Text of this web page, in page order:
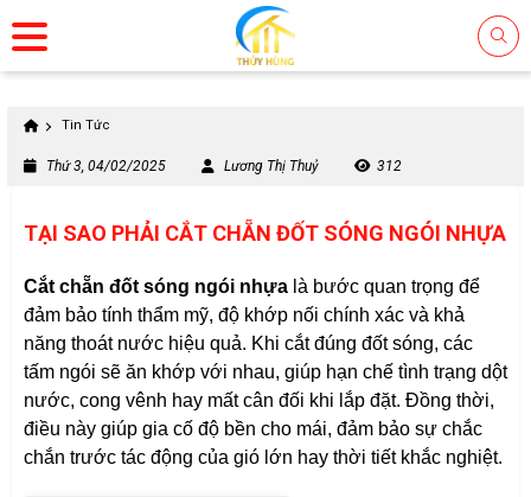
Tin Tức
Thứ 3, 04/02/2025 Lương Thị Thuỷ 312
TẠI SAO PHẢI CẮT CHẴN ĐỐT SÓNG NGÓI NHỰA
Cắt chẵn đốt sóng ngói nhựa là bước quan trọng để
đảm bảo tính thẩm mỹ, độ khớp nối chính xác và khả
năng thoát nước hiệu quả. Khi cắt đúng đốt sóng, các
tấm ngói sẽ ăn khớp với nhau, giúp hạn chế tình trạng dột
nước, cong vênh hay mất cân đối khi lắp đặt. Đồng thời,
điều này giúp gia cố độ bền cho mái, đảm bảo sự chắc
chắn trước tác động của gió lớn hay thời tiết khắc nghiệt.